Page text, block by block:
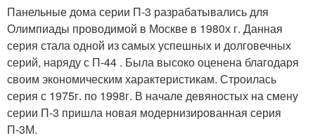
Квартиры в серии Квартиры в хрущевке
Квартиры в хрущёвках
Однокомнатная
квартира
Панельные дома серии П-3 разрабатывались для
Олимпиады проводимой в Москве в 1980х г. Данная
серия стала одной из самых успешных и долговечных
серий, наряду с П-44 . Была высоко оценена благодаря
своим экономическим характеристикам. Строилась
серия с 1975г. по 1998г. В начале девяностых на смену
серии П-3 пришла новая модернизированная серия
П-3М.